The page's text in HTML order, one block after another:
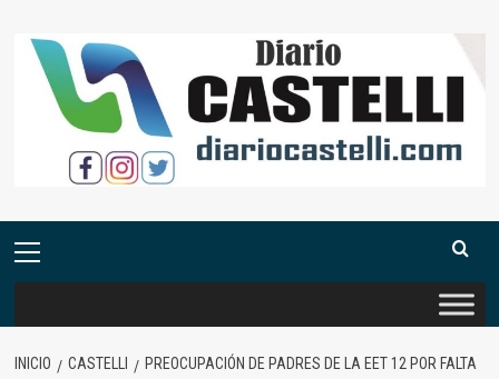
contenido
Menú
INICIO CASTELLI
PREOCUPACIÓN DE PADRES DE LA EET 12 POR FALTA